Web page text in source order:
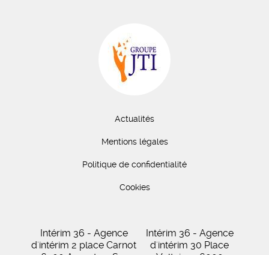
Actualités
Mentions légales
Politique de confidentialité
Cookies
Intérim 36 - Agence
d'intérim 2 place Carnot
Intérim 36 - Agence
d'intérim 30 Place